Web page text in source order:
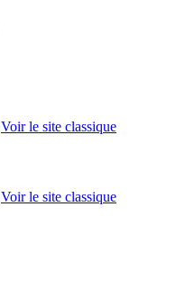
Voir le site classique
Voir le site classique